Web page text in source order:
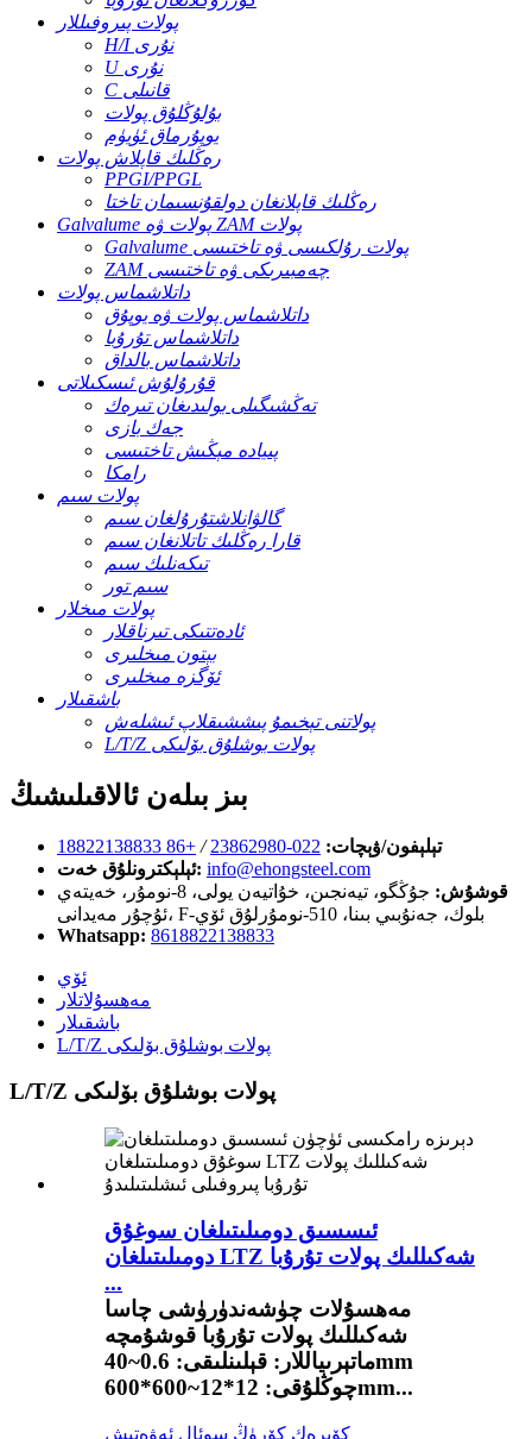
پولات پىروفىللار
H/I نۇرى
U نۇرى
C قانىلى
بۇلۇڭلۇق پولات
يوپۇرماق ئۈيۈم
رەڭلىك قاپلاش پولات
PPGI/PPGL
رەڭلىك قاپلانغان دولقۇنسىمان تاختا
Galvalume پولات ۋە ZAM پولات
Galvalume پولات رۇلكىسى ۋە تاختىسى
ZAM چەمبىرىكى ۋە تاختىسى
داتلاشماس پولات
داتلاشماس پولات ۋە يوپۇق
داتلاشماس تۇرۇبا
داتلاشماس بالداق
قۇرۇلۇش ئىسكىلاتى
تەڭشىگىلى بولىدىغان تىرەك
جەك بازى
پىيادە مېڭىش تاختىسى
رامكا
پولات سىم
گالۋانلاشتۇرۇلغان سىم
قارا رەڭلىك تاتلانغان سىم
تىكەنلىك سىم
سىم تور
پولات مىخلار
ئادەتتىكى تىرناقلار
بېتون مىخلىرى
ئۆگزە مىخلىرى
باشقىلار
پولاتنى تېخىمۇ پىششىقلاپ ئىشلەش
L/T/Z پولات بوشلۇق بۆلىكى
بىز بىلەن ئالاقىلىشىڭ
تېلېفون/ۋېچات: 022-23862980
/
+86 18822138833
ئېلېكترونلۇق خەت: info@ehongsteel.com
قوشۇش:
جۇڭگو، تيەنجىن، خۇاتيەن يولى، 8-نومۇر، خەيتەي
ئۇچۇر مەيدانى، F-بلوك، جەنۇبىي بىنا، 510-نومۇرلۇق ئۆي
Whatsapp: 8618822138833
ئۆي
مەھسۇلاتلار
باشقىلار
L/T/Z پولات بوشلۇق بۆلىكى
L/T/Z پولات بوشلۇق بۆلىكى
ئىسسىق دومىلىتىلغان سوغۇق
دومىلىتىلغان LTZ شەكىللىك پولات تۇرۇبا
...
مەھسۇلات چۈشەندۈرۈشى چاسا
شەكىللىك پولات تۇرۇبا قوشۇمچە
ماتېرىياللار: قېلىنلىقى: 0.6~40mm
چوڭلۇقى: 12*12~600*600mm...
كۆپرەك كۆرۈڭ سوئال ئەۋەتىش